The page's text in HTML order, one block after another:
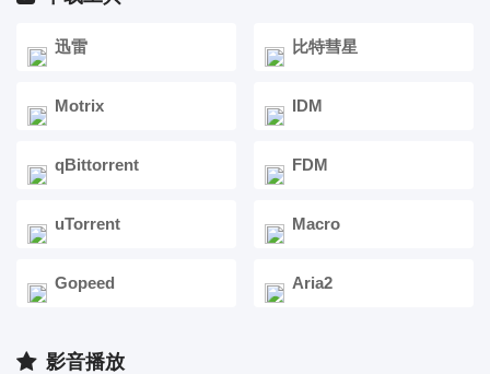
迅雷 比特彗星
Motrix IDM
qBittorrent FDM
uTorrent Macro
Gopeed Aria2
影音播放